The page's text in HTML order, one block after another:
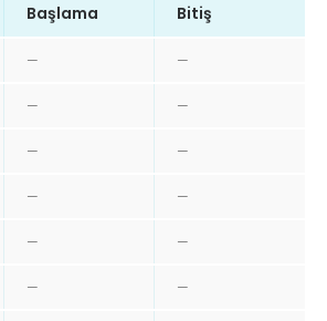
Başlama Bitiş
— —
— —
— —
— —
— —
— —